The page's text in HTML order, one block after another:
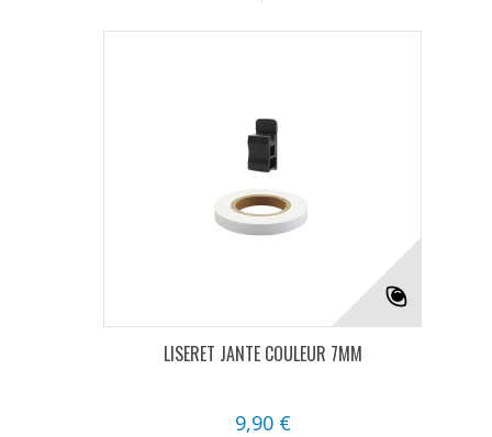
LISERET JANTE COULEUR 7MM
9,90 €